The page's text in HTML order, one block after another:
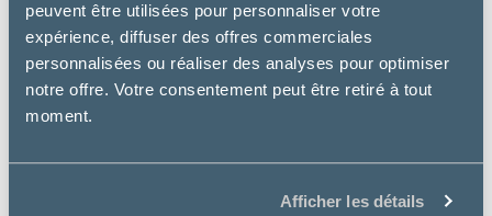
peuvent être utilisées pour personnaliser votre
expérience, diffuser des offres commerciales
personnalisées ou réaliser des analyses pour optimiser
notre offre. Votre consentement peut être retiré à tout
moment.
Afficher les détails